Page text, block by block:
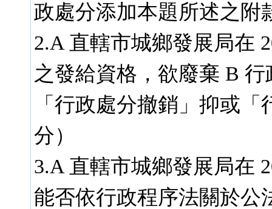
政處分添加本題所述之附
2.A 直轄市城鄉發展局在
之發給資格，欲廢棄 B
「行政處分撤銷」抑或
分）
3.A 直轄市城鄉發展局在
能否依行政程序法關於公